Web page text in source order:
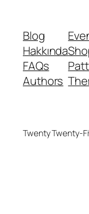
Blog
Hakkında
FAQs
Authors
Twenty Twenty-